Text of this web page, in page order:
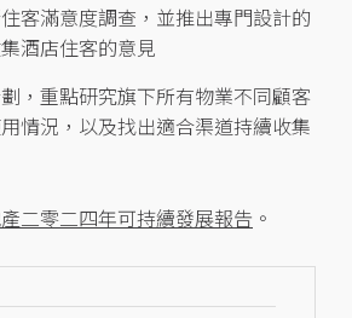
客滿意度調查，並推出專門設計的
酒店住客的意見
，重點研究旗下所有物業不同顧客
情況，以及找出適合渠道持續收集
二零二四年可持續發展報告 。